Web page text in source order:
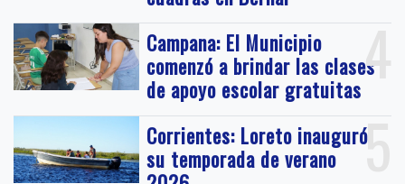
4
Campana: El Municipio
comenzó a brindar las clases
de apoyo escolar gratuitas
5
Corrientes: Loreto inauguró
su temporada de verano